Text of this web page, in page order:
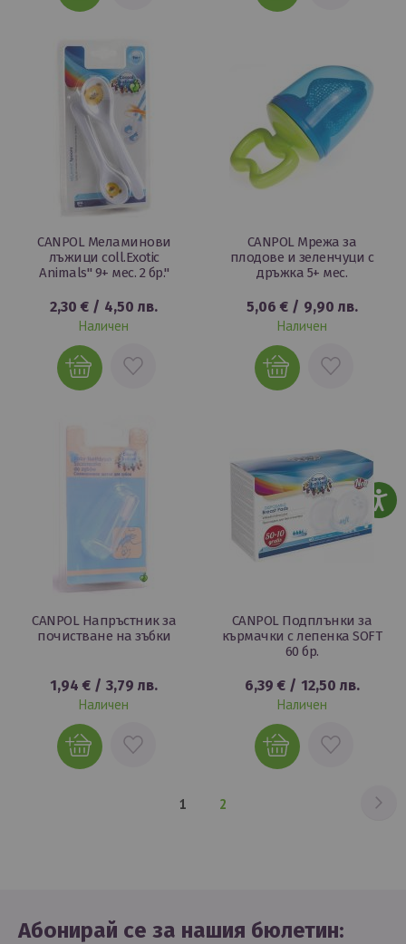
ЛЮБИМИ
CANPOL Меламинови
лъжици coll.Exotic
Animals" 9+ мес. 2 бр."
2,30 € / 4,50 лв.
Наличен
ДОБАВИ
CANPOL Мрежа за
плодове и зеленчуци с
дръжка 5+ мес.
5,06 €/ 9,90 лв.
Наличен
ДОБАВИ
CANPOL Напръстник за
почистване на зъбки
1,94 € / 3,79 лв.
Наличен
ДОБАВИ
ЛЮБИМИ
CANPOL Подплънки за
кърмачки с лепенка SOFT
60 бр.
6,39 €/ 12,50 лв.
Наличен
ДОБАВИ
ЛЮБИМИ
В
1 Страница
2
Абонирай се за нашия бюлетин: